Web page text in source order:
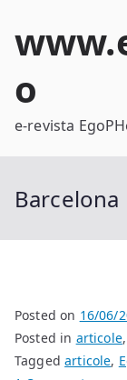
o
e-revista
Barcelona
Posted on 16/06/
Posted in articole,
Taggedarticole,